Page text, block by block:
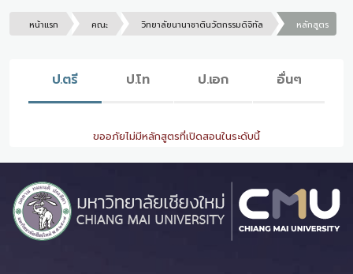
หน้าแรก คณะ วิทยาลัยนานาชาตินวัตกรรมดิจิทัล หลักสูตร
ป.ตรี ป.โท ป.เอก อื่นๆ
ขออภัยไม่มีหลักสูตรที่เปิดสอนในระดับนี้